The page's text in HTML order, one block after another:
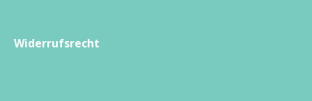
Widerrufsrecht